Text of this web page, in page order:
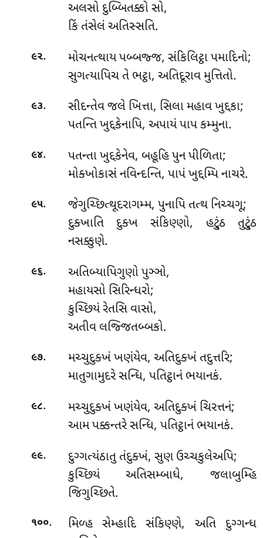
અલસો દુબ્બિતક્કો સો,
કિં તંસેલં અતિસ્સતિ.
૯૨. મોચનત્થાયપબ્બજ્જ, સંકિલિટ્ઠા પમાદિનો;
સુગત્યાપિચ તે ભટ્ઠા, અતિદૂરાવ મુત્તિતો.
૯૩. સીદન્તેવજલે ખિત્તા, સિલા મહાવ ખુદ્દકા;
પતન્તિ ખુદ્દકેનાપિ, અપાયં પાપ કમ્મુના.
૯૪.
પતન્તા ખુદ્દકેનેવ, બહૂહિ પુન પીળિતા;
મોક્ખોકાસં નવિન્દન્તિ, પાપં ખુદ્દમ્પિ નાચરે.
૯૫. જેગુચ્છિત્થૂદરાગમ્મ, પુનાપિ તત્થ નિચ્ચગૂ;
દુક્ખાતિ દુક્ખ સંકિણ્ણો, હટ્ઠું તુટ્ઠું
નસક્કુણે.
૯૬. અતિબ્યાપિગુણોપુઞ્ઞો,
મહાયસો સિરિન્ધરો;
કુચ્છિયં રેતસિ વાસો,
અતીવ લજ્જિતબ્બકો.
૯૭.
મચ્ચુદુક્ખં ખણંયેવ, અતિદુક્ખં તદુત્તરિ;
માતુગામુદરે સન્ધિ, પતિટ્ઠાનં ભયાનકં.
૯૮. મચ્ચુદુક્ખંખણંયેવ, અતિદુક્ખં ચિરત્તનં;
આમ પક્કન્તરે સન્ધિ, પતિટ્ઠાનં ભયાનકં.
૯૯.
દુગ્ગત્યંઠાતુ તંદુક્ખં, સુણ ઉચ્ચકુલેઅપિ;
કુચ્છિયં અતિસમ્બાધે, જલાબુમ્હિ
જિગુચ્છિતે.
૧૦૦.
મિળ્હ સેમ્હાદિ સંકિણ્ણે, અતિ દુગ્ગન્ધ